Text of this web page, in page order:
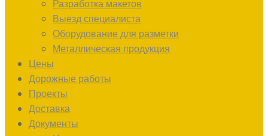
Разработка макетов
Выезд специалиста
Оборудование для разметки
Металлическая продукция
Цены
Дорожные работы
Проекты
Доставка
Документы